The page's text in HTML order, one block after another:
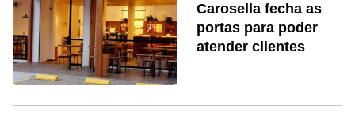
Carosella fecha as
portas para poder
atender clientes